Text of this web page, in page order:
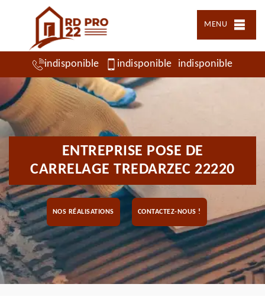
MENU
indisponible indisponible indisponible
ENTREPRISE POSE DE
CARRELAGE TREDARZEC 22220
NOS RÉALISATIONS CONTACTEZ-NOUS !